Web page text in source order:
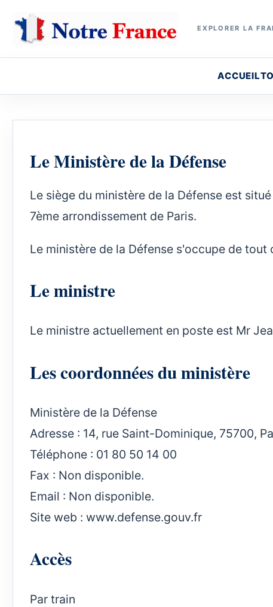
EXPLORER LA
ACCUEIL
Le Ministère de la Défense
Le siège du ministère de la Défense est
7ème arrondissement de Paris.
Le ministère de la Défense s'occupe de
Le ministre
Le ministre actuellement en poste est Mr
Les coordonnées du ministère
Ministère de la Défense
Adresse : 14, rue Saint-Dominique, 75700,
Téléphone : 01 80 50 14 00
Fax : Non disponible.
Email : Non disponible.
Site web : www.defense.gouv.fr
Accès
Par train